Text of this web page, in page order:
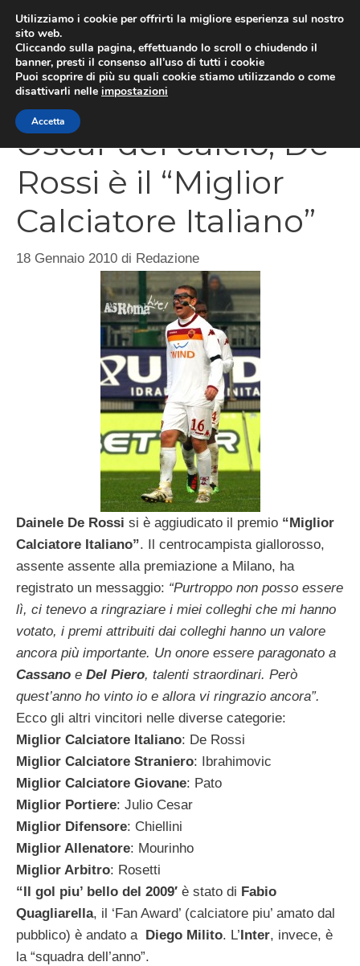
contenuto
Oscar del calcio, De
Rossi è il “Miglior
Calciatore Italiano”
18 Gennaio 2010 di Redazione
Dainele De Rossi si è aggiudicato il premio “Miglior
Calciatore Italiano”. Il centrocampista giallorosso,
assente assente alla premiazione a Milano, ha
registrato un messaggio: “Purtroppo non posso essere
lì, ci tenevo a ringraziare i miei colleghi che mi hanno
votato, i premi attribuiti dai colleghi hanno un valore
ancora più importante. Un onore essere paragonato a
Cassano e Del Piero, talenti straordinari. Però
quest’anno ho vinto io e allora vi ringrazio ancora”.
Ecco gli altri vincitori nelle diverse categorie:
Miglior Calciatore Italiano: De Rossi
Miglior Calciatore Straniero: Ibrahimovic
Miglior Calciatore Giovane: Pato
Miglior Portiere: Julio Cesar
Miglior Difensore: Chiellini
Miglior Allenatore: Mourinho
Miglior Arbitro: Rosetti
“Il gol piu’ bello del 2009′ è stato di Fabio
Quagliarella, il ‘Fan Award’ (calciatore piu’ amato dal
pubblico) è andato a
Diego Milito. L’ Inter, invece, è
la “squadra dell’anno”.
Utilizziamo i cookie per offrirti la migliore esperienza sul nostro
sito web.
Cliccando sulla pagina, effettuando lo scroll o chiudendo il
banner, presti il consenso all’uso di tutti i cookie
Puoi scoprire di più su quali cookie stiamo utilizzando o come
disattivarli nelle impostazioni
Accetta